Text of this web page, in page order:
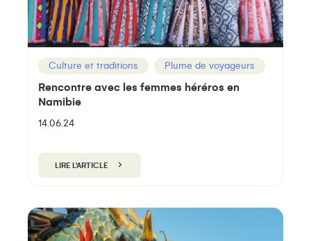
Culture et traditions Plume de voyageurs
Rencontre avec les femmes héréros en
Namibie
14.06.24
LIRE L'ARTICLE